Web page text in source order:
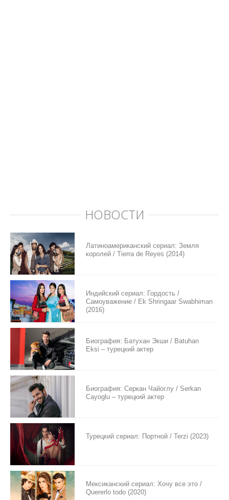
НОВОСТИ
Латиноамериканский сериал: Земля
королей / Tierra de Reyes (2014)
Индийский сериал: Гордость /
Самоуважение / Ek Shringaar Swabhiman
(2016)
Биография: Батухан Экши / Batuhan
Eksi – турецкий актер
Биография: Серкан Чайоглу / Serkan
Cayoglu – турецкий актер
Турецкий сериал: Портной / Terzi (2023)
Мексиканский сериал: Хочу все это /
Quererlo todo (2020)